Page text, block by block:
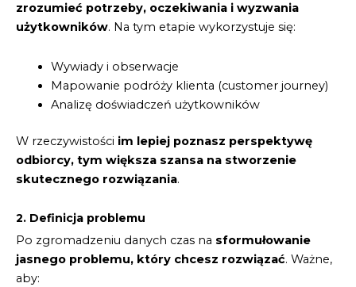
zrozumieć potrzeby, oczekiwania i wyzwania
użytkowników. Na tym etapie wykorzystuje się:
Wywiady i obserwacje
Mapowanie podróży klienta (customer journey)
Analizę doświadczeń użytkowników
W rzeczywistości im lepiej poznasz perspektywę
odbiorcy, tym większa szansa na stworzenie
skutecznego rozwiązania.
2. Definicja problemu
Po zgromadzeniu danych czas na sformułowanie
jasnego problemu, który chcesz rozwiązać. Ważne,
aby: